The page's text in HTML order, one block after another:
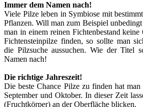
Immer dem Namen nach!
Viele Pilze leben in Symbiose mit
Pflanzen. Will man zum Beispiel
man in einem reinen Fichtenbestand
Fichtensteinpilze finden, so sollte man
die Pilzsuche aussuchen. Wie der Titel
Namen nach!
Die richtige Jahreszeit!
Die beste Chance Pilze zu finden hat
September und Oktober. In dieser Zeit
(Fruchtkörper) an der Oberfläche blicken.